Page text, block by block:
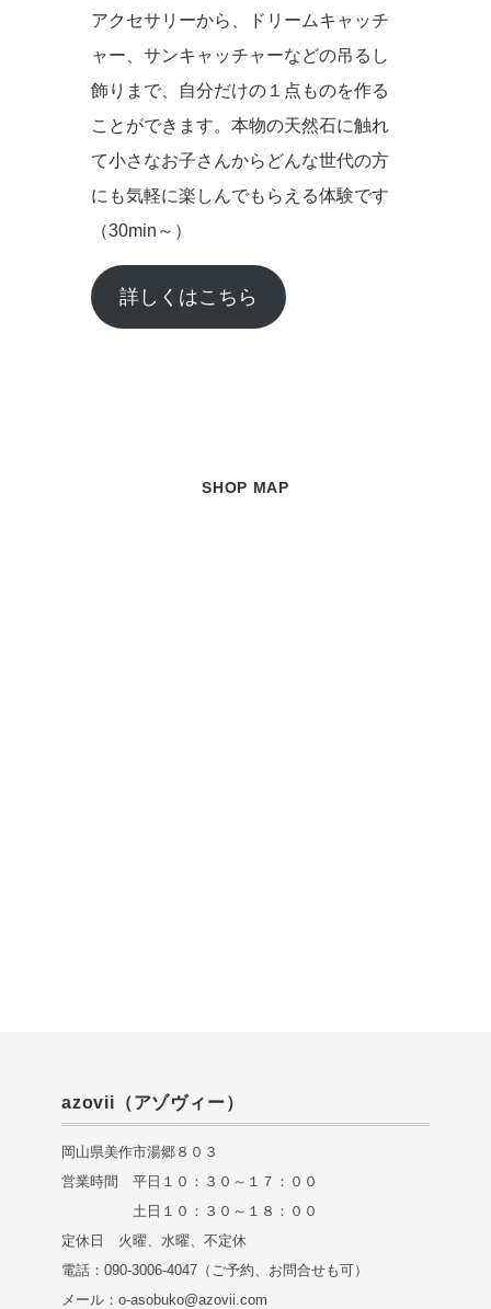
アクセサリーから、ドリームキャッチ
ャー、サンキャッチャーなどの吊るし
飾りまで、自分だけの１点ものを作る
ことができます。本物の天然石に触れ
て小さなお子さんからどんな世代の方
にも気軽に楽しんでもらえる体験です
（30min～）
詳しくはこちら
SHOP MAP
azovii（アゾヴィー）
岡山県美作市湯郷８０３
営業時間 平日１０：３０～１７：００
土日１０：３０～１８：００
定休日 火曜、水曜、不定休
電話：090-3006-4047（ご予約、お問合せも可）
メール：o-asobuko@azovii.com